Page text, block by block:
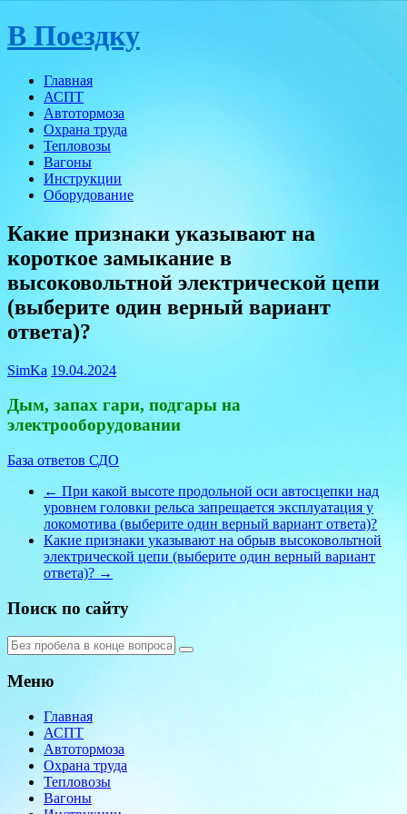
Skip
to
В Поездку
Главная
АСПТ
Автотормоза
Охрана труда
Тепловозы
Вагоны
Инструкции
Оборудование
Какие признаки указывают на
короткое замыкание в
высоковольтной электрической цепи
(выберите один верный вариант
ответа)?
SimKa 19.04.2024
Дым, запах гари, подгары на
электрооборудовании
База ответов СДО
← При какой высоте продольной оси автосцепки над
уровнем головки рельса запрещается эксплуатация у
локомотива (выберите один верный вариант ответа)?
Какие признаки указывают на обрыв высоковольтной
электрической цепи (выберите один верный вариант
ответа)? →
Поиск по сайту
Меню
Главная
АСПТ
Автотормоза
Охрана труда
Тепловозы
Вагоны